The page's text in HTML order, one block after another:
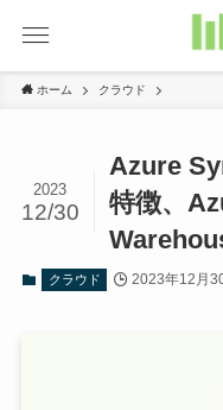
ホーム クラウド
Azure
特徴、
2023
12/30
クラウド 2023年12月